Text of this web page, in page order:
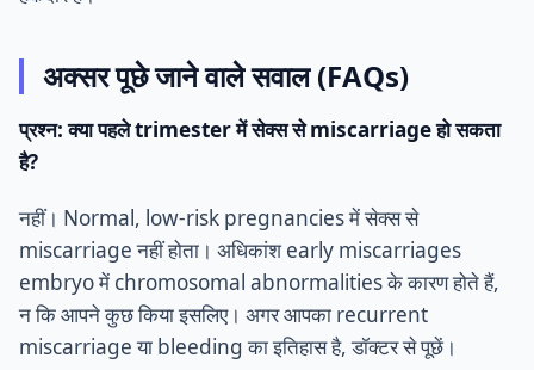
अक्सर पूछे जाने वाले सवाल (FAQs)
प्रश्न: क्या पहले trimester में सेक्स से miscarriage हो सकता
है?
नहीं। Normal, low-risk pregnancies में सेक्स से
miscarriage नहीं होता। अधिकांश early miscarriages
embryo में chromosomal abnormalities के कारण होते हैं,
न कि आपने कुछ किया इसलिए। अगर आपका recurrent
miscarriage या bleeding का इतिहास है, डॉक्टर से पूछें।